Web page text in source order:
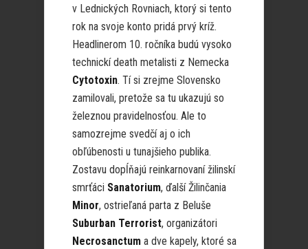
v Lednických Rovniach, ktorý si tento
rok na svoje konto pridá prvý kríž.
Headlinerom 10. ročníka budú vysoko
technickí death metalisti z Nemecka
Cytotoxin. Tí si zrejme Slovensko
zamilovali, pretože sa tu ukazujú so
železnou pravidelnosťou. Ale to
samozrejme svedčí aj o ich
obľúbenosti u tunajšieho publika.
Zostavu dopĺňajú reinkarnovaní žilinskí
smrťáci Sanatorium, ďalší Žilinčania
Minor, ostrieľaná parta z Beluše
Suburban Terrorist, organizátori
Necrosanctum a dve kapely, ktoré sa